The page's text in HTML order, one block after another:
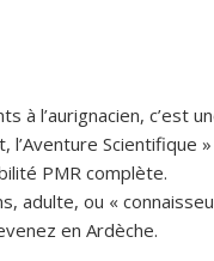
à l’aurignacien, c’est
l’Aventure Scientifique
PMR complète.
adulte, ou «
en Ardèche.